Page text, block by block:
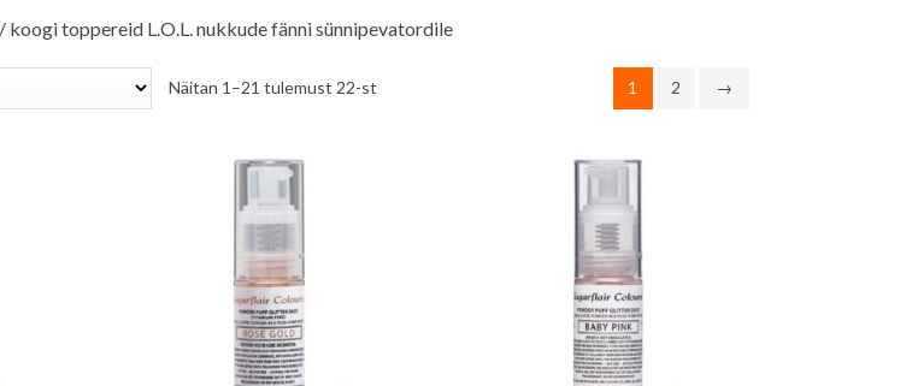
toppereid L.O.L. nukkude fänni sünnipevatordile
Näitan 1–21 tulemust 22-st 1 2 →